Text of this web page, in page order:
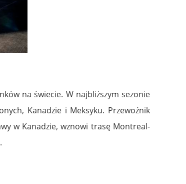
na świecie. W najbliższym sezonie
Kanadzie i Meksyku. Przewoźnik
w Kanadzie, wznowi trasę Montreal-